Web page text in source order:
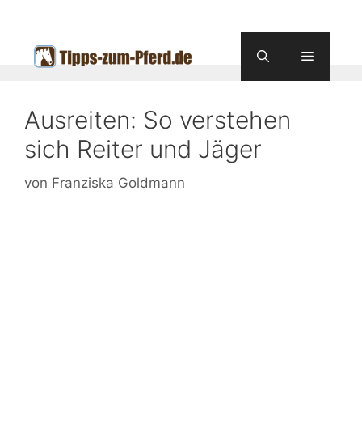
springen
Menü
Ausreiten: So verstehen
sich Reiter und Jäger
von Franziska Goldmann